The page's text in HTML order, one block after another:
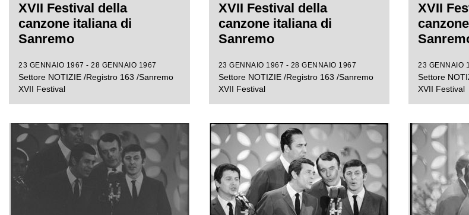
XVII Festival della
canzone italiana di
Sanremo
23 GENNAIO 1967 - 28 GENNAIO 1967
Settore NOTIZIE /Registro 163 /Sanremo
XVII Festival
XVII Festival della
canzone italiana di
Sanremo
23 GENNAIO 1967 - 28 GENNAIO 1967
Settore NOTIZIE /Registro 163 /Sanremo
XVII Festival
XVII
23 GENNAIO
Settore
XVII Festival